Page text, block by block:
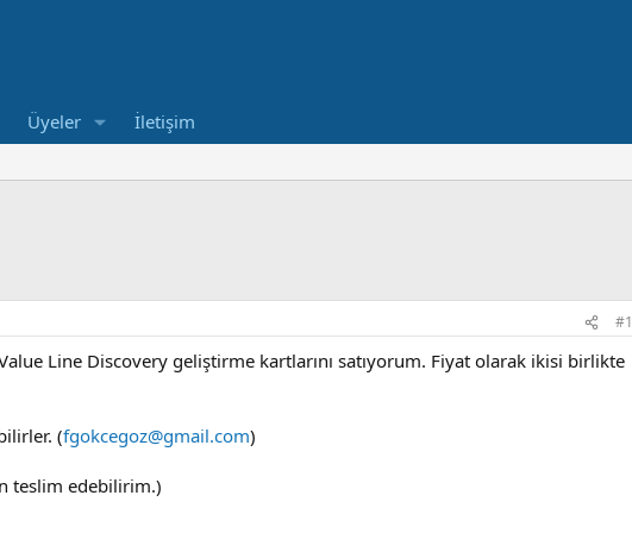
Üyeler İletişim
#1
Line Discovery geliştirme kartlarını satıyorum. Fiyat olarak ikisi birlikte
(fgokcegoz@gmail.com)
teslim edebilirim.)